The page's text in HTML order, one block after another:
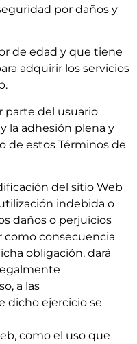
por daños y
de edad y que tiene
adquirir los servicios
parte del usuario
la adhesión plena y
de estos Términos de
del sitio Web
indebida o
daños o perjuicios
como consecuencia
obligación, dará
a las
dicho ejercicio se
como el uso que